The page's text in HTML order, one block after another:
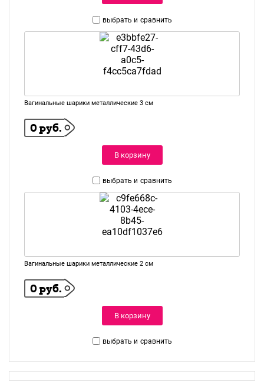
выбрать и сравнить
Вагинальные шарики металлические 3 см
0 руб.
В корзину
выбрать и сравнить
Вагинальные шарики металлические 2 см
0 руб.
В корзину
выбрать и сравнить